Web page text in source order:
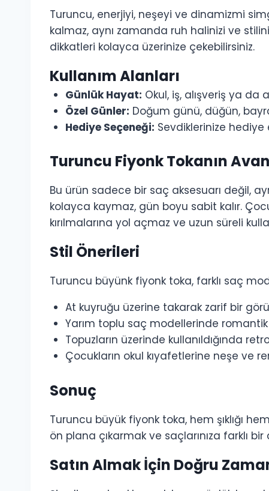
Turuncu, enerjiyi, neşeyi ve dinamizmi
kalmaz, aynı zamanda ruh halinizi ve
dikkatleri kolayca üzerinize çekebilirsiniz.
Kullanım Alanları
Günlük Hayat: Okul, iş, alışveriş ya da
Özel Günler: Doğum günü, düğün,
Hediye Seçeneği: Sevdiklerinize hediye
Turuncu Fiyonk Tokanın
Bu ürün sadece bir saç aksesuarı değil,
kolayca kaymaz, gün boyu sabit kalır.
kırılmalarına yol açmaz ve uzun süreli
Stil Önerileri
Turuncu büyünk fiyonk toka, farklı saç
At kuyruğu üzerine takarak zarif bir
Yarım toplu saç modellerinde
Topuzların üzerinde kullanıldığında
Çocukların okul kıyafetlerine neşe ve
Sonuç
Turuncu büyük fiyonk toka, hem şıklığı
ön plana çıkarmak ve saçlarınıza farklı
Satın Almak İçin Doğru